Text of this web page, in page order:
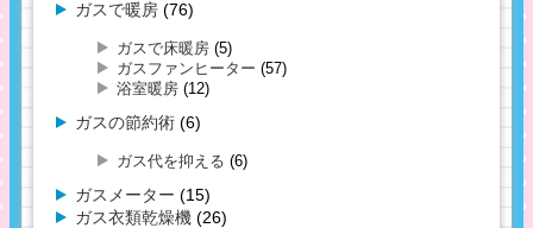
ガスで暖房 (76)
ガスで床暖房 (5)
ガスファンヒーター (57)
浴室暖房 (12)
ガスの節約術 (6)
ガス代を抑える (6)
ガスメーター (15)
ガス衣類乾燥機 (26)